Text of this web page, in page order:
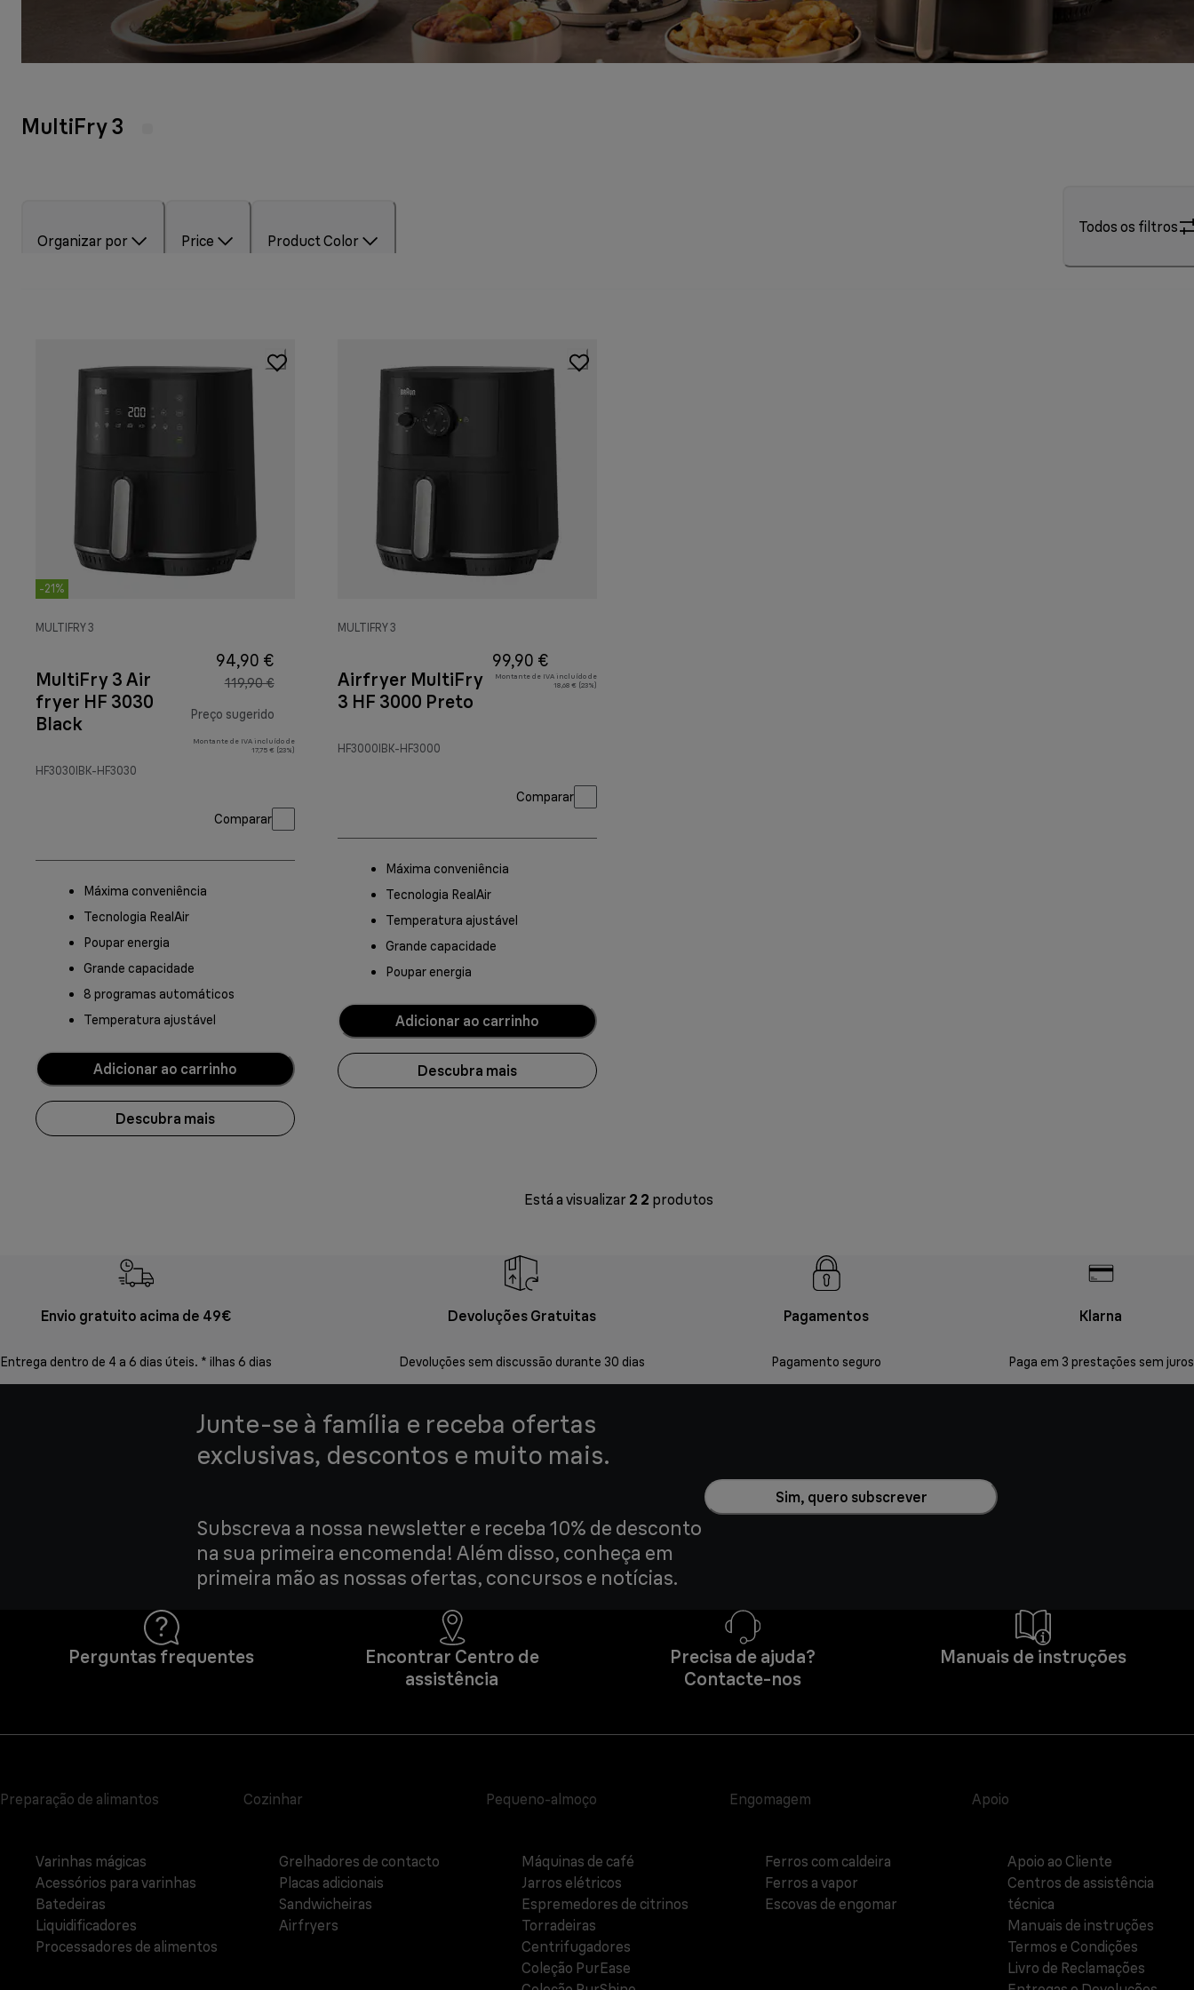
MultiFry 3
Organizar por Price Product Color
Todos os filtros
-21%
MULTIFRY 3
MultiFry 3 Air
fryer HF 3030
Black
HF3030IBK-HF3030
94,90 €
119,90 €
Preço sugerido
preço original 119,90 €
Montante de IVA incluído de
17,75 € (23%)
Comparar
Máxima conveniência
Tecnologia RealAir
Poupar energia
Grande capacidade
8 programas automáticos
Temperatura ajustável
Adicionar ao carrinho
Descubra mais
MULTIFRY 3
Airfryer MultiFry
3 HF 3000 Preto
HF3000IBK-HF3000
99,90 €
Montante de IVA incluído de
18,68 € (23%)
Comparar
Máxima conveniência
Tecnologia RealAir
Temperatura ajustável
Grande capacidade
Poupar energia
Adicionar ao carrinho
Descubra mais
Está a visualizar 2 2 produtos
Envio gratuito acima de 49€
Entrega dentro de 4 a 6 dias úteis. * ilhas 6 dias
Devoluções Gratuitas
Devoluções sem discussão durante 30 dias
Pagamentos
Pagamento seguro
Klarna
Paga em 3 prestações sem juros
Junte-se à família e receba ofertas
exclusivas, descontos e muito mais.
Subscreva a nossa newsletter e receba 10% de desconto
na sua primeira encomenda! Além disso, conheça em
primeira mão as nossas ofertas, concursos e notícias.
Sim, quero subscrever
Perguntas frequentes
Encontrar Centro de
assistência
Precisa de ajuda?
Contacte-nos
Manuais de instruções
Preparação de alimantos
Varinhas mágicas
Acessórios para varinhas
Batedeiras
Liquidificadores
Processadores de alimentos
Cozinhar
Grelhadores de contacto
Placas adicionais
Sandwicheiras
Airfryers
Pequeno-almoço
Máquinas de café
Jarros elétricos
Espremedores de citrinos
Torradeiras
Centrifugadores
Coleção PurEase
Engomagem
Ferros com caldeira
Ferros a vapor
Escovas de engomar
Apoio
Apoio ao Cliente
Centros de assistência
técnica
Manuais de instruções
Termos e Condições
Livro de Reclamações